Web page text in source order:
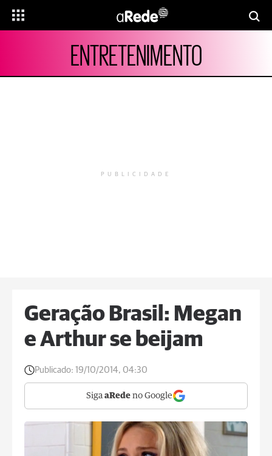
ENTRETENIMENTO
PUBLICIDADE
Geração Brasil: Megan
e Arthur se beijam
Publicado: 19/10/2014, 04:30
Siga aRede no Google